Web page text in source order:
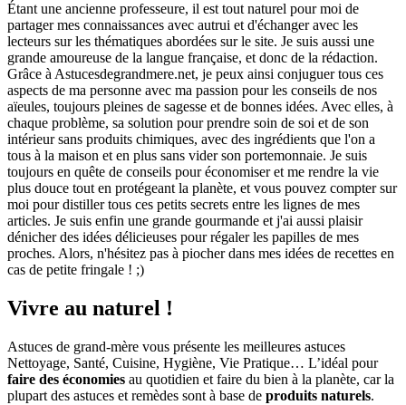
Étant une ancienne professeure, il est tout naturel pour moi de
partager mes connaissances avec autrui et d'échanger avec les
lecteurs sur les thématiques abordées sur le site. Je suis aussi une
grande amoureuse de la langue française, et donc de la rédaction.
Grâce à Astucesdegrandmere.net, je peux ainsi conjuguer tous ces
aspects de ma personne avec ma passion pour les conseils de nos
aïeules, toujours pleines de sagesse et de bonnes idées. Avec elles, à
chaque problème, sa solution pour prendre soin de soi et de son
intérieur sans produits chimiques, avec des ingrédients que l'on a
tous à la maison et en plus sans vider son portemonnaie. Je suis
toujours en quête de conseils pour économiser et me rendre la vie
plus douce tout en protégeant la planète, et vous pouvez compter sur
moi pour distiller tous ces petits secrets entre les lignes de mes
articles. Je suis enfin une grande gourmande et j'ai aussi plaisir
dénicher des idées délicieuses pour régaler les papilles de mes
proches. Alors, n'hésitez pas à piocher dans mes idées de recettes en
cas de petite fringale ! ;)
Vivre au naturel !
Astuces de grand-mère vous présente les meilleures astuces
Nettoyage, Santé, Cuisine, Hygiène, Vie Pratique… L’idéal pour
faire des économies au quotidien et faire du bien à la planète, car la
plupart des astuces et remèdes sont à base de produits naturels.